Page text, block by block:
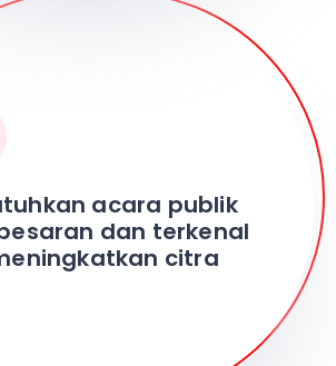
acara publik
dan terkenal
citra